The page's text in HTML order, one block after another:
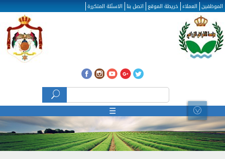
تجاوز إلى المحتوى الرئيسي
الموظفين العملاء خريطة الموقع اتصل بنا الاسئلة المتكررة
☰